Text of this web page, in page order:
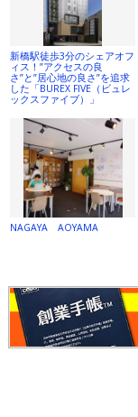
新橋駅徒歩3分のシェアオフ
ィス！”アクセスの良
さ”と”居心地の良さ”を追求
した「BUREX FIVE（ビュレ
ックスファイブ）」
NAGAYA AOYAMA